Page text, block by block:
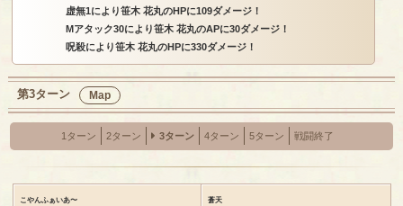
虚無1により笹木 花丸のHPに109ダメージ！
Mアタック30により笹木 花丸のAPに30ダメージ！
呪殺により笹木 花丸のHPに330ダメージ！
第3ターン Map
1ターン 2ターン 3ターン 4ターン 5ターン 戦闘終了
こやんふぁいあ〜 蒼天